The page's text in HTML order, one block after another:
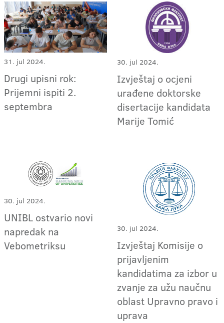
31. jul 2024.
Drugi upisni rok:
Prijemni ispiti 2.
septembra
30. jul 2024.
Izvještaj o ocjeni
urađene doktorske
disertacije kandidata
Marije Tomić
30. jul 2024.
UNIBL ostvario novi
napredak na
Vebometriksu
30. jul 2024.
Izvještaj Komisije o
prijavljenim
kandidatima za izbor u
zvanje za užu naučnu
oblast Upravno pravo i
uprava